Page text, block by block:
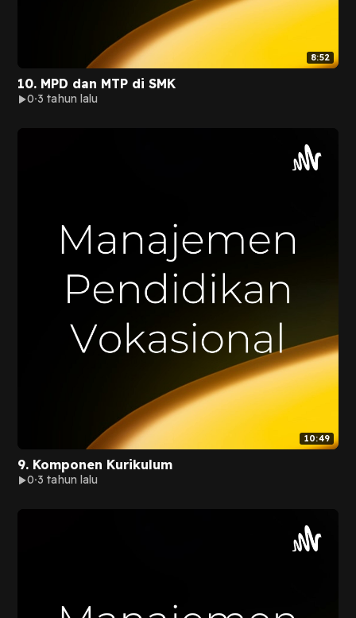
8:52
10. MPD dan MTP di SMK
0 3 tahun lalu
10:49
9. Komponen Kurikulum
0 3 tahun lalu